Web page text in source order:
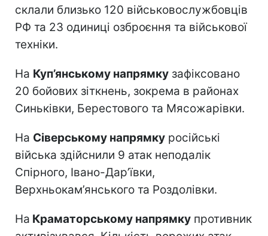
склали близько 120 військовослужбовців
РФ та 23 одиниці озброєння та військової
техніки.
На Куп’янському напрямку зафіксовано
20 бойових зіткнень, зокрема в районах
Синьківки, Берестового та Мясожарівки.
На Сіверському напрямку російські
війська здійснили 9 атак неподалік
Спірного, Івано-Дар’ївки,
Верхньокам’янського та Роздолівки.
На Краматорському напрямку противник